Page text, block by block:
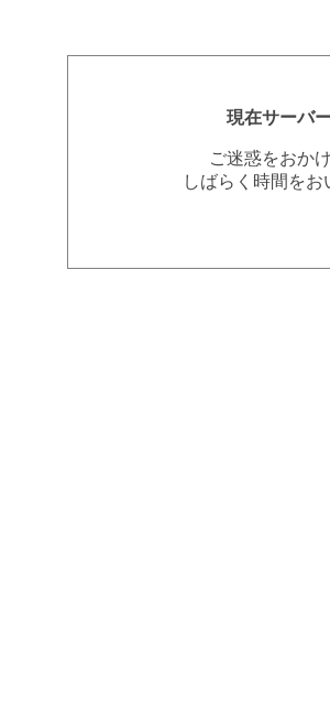
現在サーバ
ご迷惑をおか
しばらく時間を